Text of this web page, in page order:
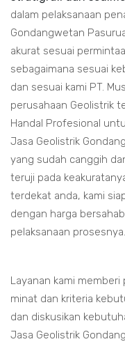
dalam pelaksanaan
Gondangwetan
akurat sesuai
sebagaimana sesuai
dan sesuai kami PT.
perusahaan Geolistrik
Handal Profesional
Jasa Geolistrik
yang sudah canggih
teruji pada
terdekat anda, kami
dengan harga
pelaksanaan prosesnya.
Layanan kami
minat dan kriteria
dan diskusikan
Jasa Geolistrik